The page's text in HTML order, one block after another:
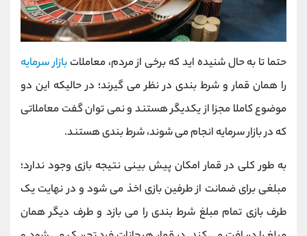
حتما تا به حال شنیده اید که برخی از مردم، معاملاتبازار سرمایه
را همان قمار و شرط بندی در نظر می گیرند؛ در حالیکه این دو
موضوع کاملا مجزا از یکدیگر هستند و نمی توان گفت معاملاتی
که در بازار سرمایه انجام می شوند، شرط بندی هستند.
به طور کلی در قمار امکان پیش بینی نتیجه بازی وجود ندارد؛
مبلغی برای ضمانت از طرفین بازی اخذ می شود و در نهایت یک
طرف بازی تمام مبلغ شرط بندی را می بازد و طرف دیگر همان